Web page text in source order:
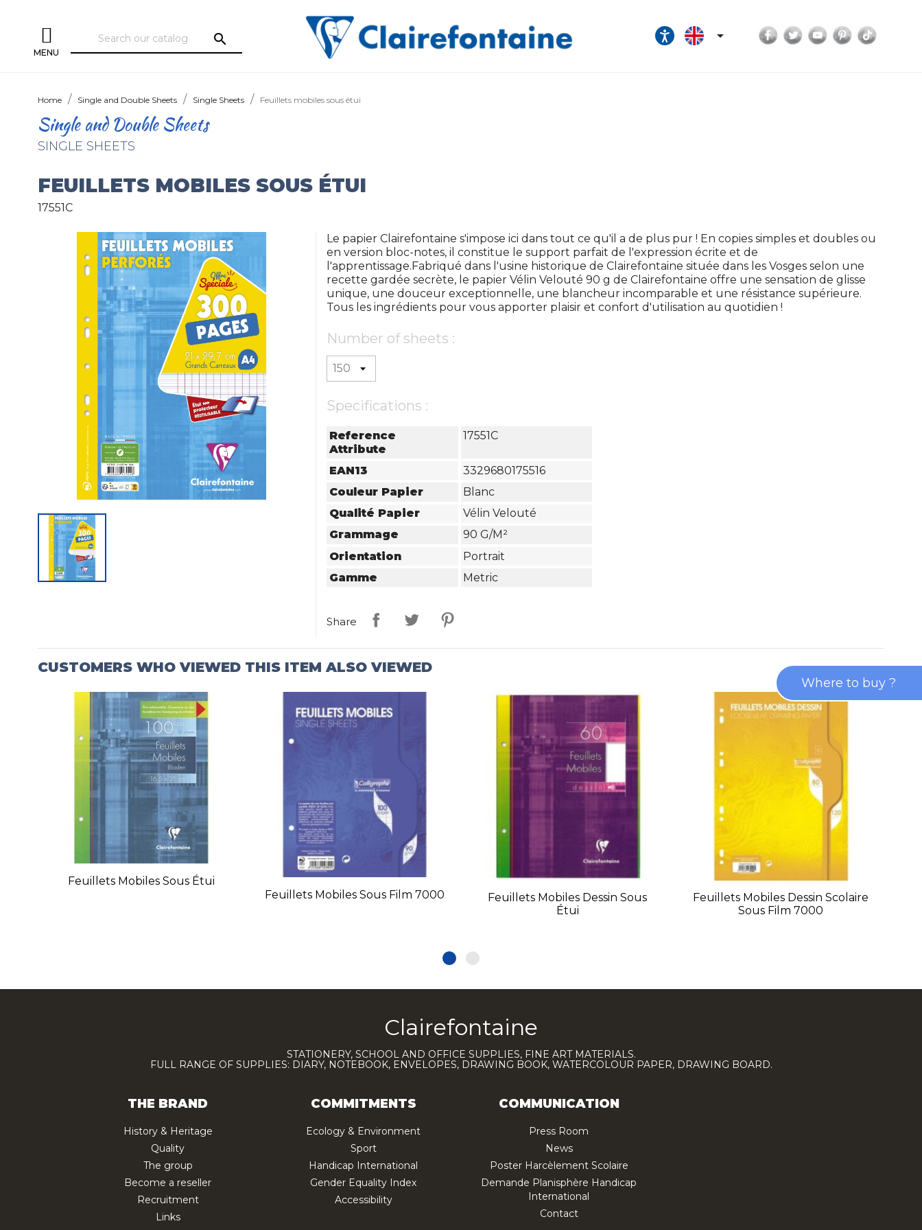
MENU
search  Facebook
TwitterYouTubePinterest
Home Single and Double Sheets Single Sheets Feuillets mobiles sous étui
Single and Double Sheets
SINGLE SHEETS
FEUILLETS MOBILES SOUS ÉTUI
17551C
Le papier Clairefontaine s'impose ici dans tout ce qu'il a de plus pur ! En copies simples et doubles ou
en version bloc-notes, il constitue le support parfait de l'expression écrite et de
l'apprentissage.Fabriqué dans l'usine historique de Clairefontaine située dans les Vosges selon une
recette gardée secrète, le papier Vélin Velouté 90 g de Clairefontaine offre une sensation de glisse
unique, une douceur exceptionnelle, une blancheur incomparable et une résistance supérieure.
Tous les ingrédients pour vous apporter plaisir et confort d'utilisation au quotidien !
Number of sheets :
Specifications :
Reference
Attribute
17551C
EAN13
3329680175516
Couleur Papier
Blanc
Qualité Papier
Vélin Velouté
Grammage
90 G/m²
Orientation
Portrait
Gamme
Metric
Share
CUSTOMERS WHO VIEWED THIS ITEM ALSO VIEWED
Feuillets Mobiles Sous Étui
Feuillets Mobiles Sous Film 7000
Feuillets Mobiles Dessin Sous
Étui
Feuillets Mobiles Dessin Scolaire
Sous Film 7000
Clairefontaine
STATIONERY, SCHOOL AND OFFICE SUPPLIES, FINE ART MATERIALS.
FULL RANGE OF SUPPLIES: DIARY, NOTEBOOK, ENVELOPES, DRAWING BOOK, WATERCOLOUR PAPER, DRAWING BOARD.
THE BRAND
History & Heritage
Quality
The group
Become a reseller
Recruitment
Links
COMMITMENTS
Ecology & Environment
Sport
Handicap International
Gender Equality Index
Accessibility
COMMUNICATION
Press Room
News
Poster Harcèlement Scolaire
Demande Planisphère Handicap
International
Contact
Where to buy ?